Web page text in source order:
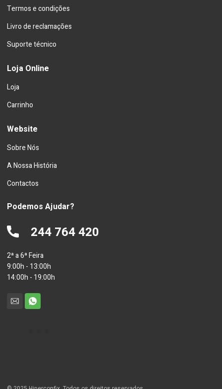
Termos e condições
Livro de reclamações
Suporte técnico
Loja Online
Loja
Carrinho
Website
Sobre Nós
A Nossa História
Contactos
Podemos Ajudar?
244 764 420
2ª a 6ª Feira
9:00h - 13:00h
14:00h - 19:00h